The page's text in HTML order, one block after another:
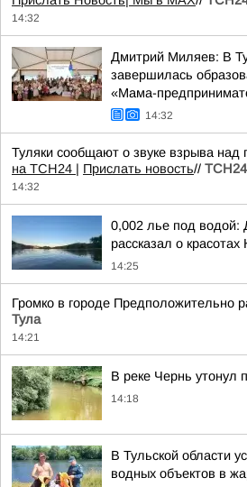
14:32
Дмитрий Миляев: В
завершилась
«Мама-
14:32
Туляки сообщают о звуке взрыва над
на ТСН24 | Прислать новость// ТСН24
14:32
0,002 лье под водой:
рассказал о красотах
14:25
Громко в городе Предположительно
Тула
14:21
В реке Чернь утонул
14:18
В Тульской области
водных объектов в